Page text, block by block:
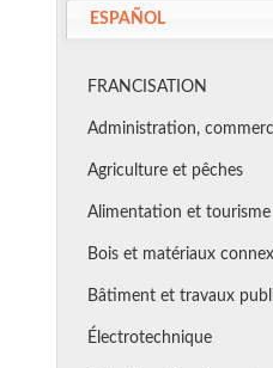
ESPAÑOL
FRANCISATION
Administration,
Agriculture et pêches
Alimentation et tourisme
Bois et matériaux
Bâtiment et travaux
Électrotechnique